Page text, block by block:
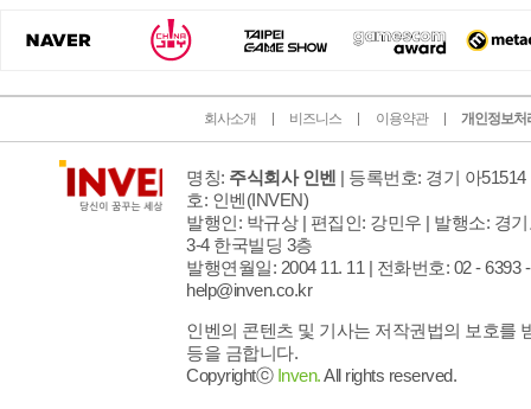
회사소개 비즈니스 이용약관 개인정보처
명칭: 주식회사 인벤 | 등록번호: 경기 아
호: 인벤(INVEN)
발행인: 박규상 | 편집인: 강민우 | 발행소: 경
3-4 한국빌딩 3층
발행연월일: 2004 11. 11 | 전화번호: 02 - 6393
help@inven.co.kr
인벤의 콘텐츠 및 기사는 저작권법의 보호를
등을 금합니다.
Copyrightⓒ Inven.All rights reserved.